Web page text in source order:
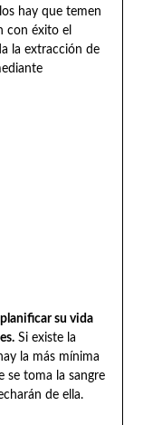
hay que temen
con éxito el
la extracción de
su vida
Si existe la
la más mínima
se toma la sangre
de ella.